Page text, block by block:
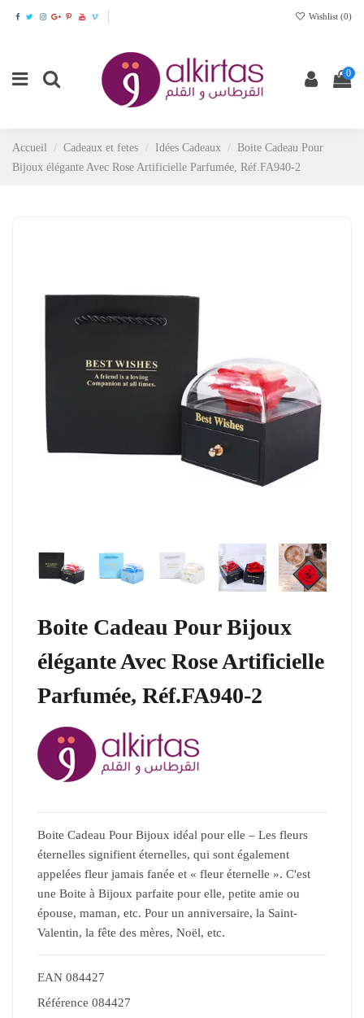
Wishlist (0)
0
Accueil Cadeaux et fetes Idées Cadeaux
Boite Cadeau Pour
Bijoux élégante Avec Rose Artificielle Parfumée, Réf.FA940-2
Boite Cadeau Pour Bijoux
élégante Avec Rose Artificielle
Parfumée, Réf.FA940-2
Boite Cadeau Pour Bijoux idéal pour elle – Les fleurs
éternelles signifient éternelles, qui sont également
appelées fleur jamais fanée et « fleur éternelle ». C'est
une Boite à Bijoux parfaite pour elle, petite amie ou
épouse, maman, etc. Pour un anniversaire, la Saint-
Valentin, la fête des mères, Noël, etc.
EAN 084427
Référence 084427